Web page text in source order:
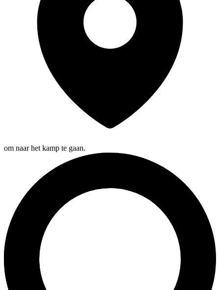
om naar het kamp te gaan.